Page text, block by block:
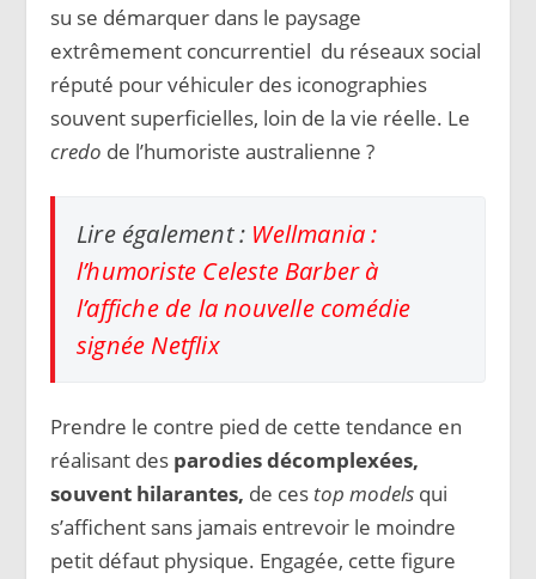
su se démarquer dans le paysage
extrêmement concurrentiel du réseaux social
réputé pour véhiculer des iconographies
souvent superficielles, loin de la vie réelle. Le
credo de l’humoriste australienne ?
Lire également : Wellmania :
l’humoriste Celeste Barber à
l’affiche de la nouvelle comédie
signée Netflix
Prendre le contre pied de cette tendance en
réalisant des parodies décomplexées,
souvent hilarantes, de ces top models qui
s’affichent sans jamais entrevoir le moindre
petit défaut physique. Engagée, cette figure